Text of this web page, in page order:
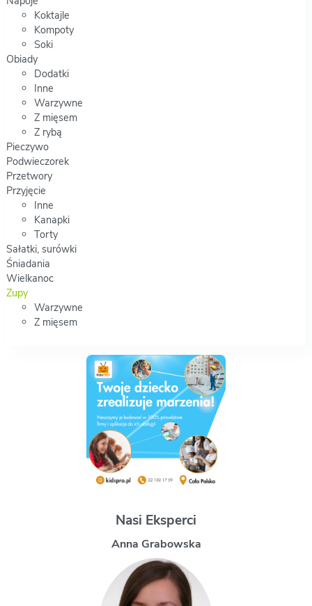
Koktajle
Kompoty
Soki
Obiady
Dodatki
Inne
Warzywne
Z mięsem
Z rybą
Pieczywo
Podwieczorek
Przetwory
Przyjęcie
Inne
Kanapki
Torty
Sałatki, surówki
Śniadania
Wielkanoc
Zupy
Warzywne
Z mięsem
Nasi Eksperci
Magdalena Uchman